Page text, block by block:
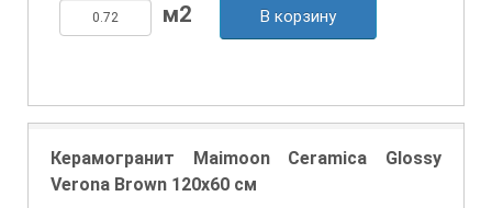
В корзину
Керамогранит Maimoon Ceramica Glossy
Verona Brown 120х60 см